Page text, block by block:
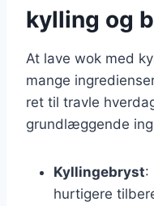
kylling og
At lave wok med
mange
ret til travle
grundlæggende
Kyllingebryst:
hurtigere